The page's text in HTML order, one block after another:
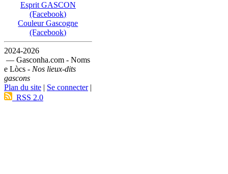
Esprit GASCON
(Facebook)
Couleur Gascogne
(Facebook)
2024-2026
— Gasconha.com - Noms
e Lòcs - Nos lieux-dits
gascons
Plan du site | Se connecter|
RSS 2.0